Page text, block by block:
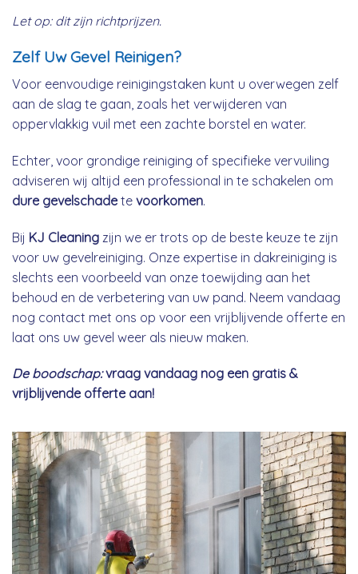
Let op: dit zijn richtprijzen.
Zelf Uw Gevel Reinigen?
Voor eenvoudige reinigingstaken kunt u overwegen zelf
aan de slag te gaan, zoals het verwijderen van
oppervlakkig vuil met een zachte borstel en water.
Echter, voor grondige reiniging of specifieke vervuiling
adviseren wij altijd een professional in te schakelen om
dure gevelschadete voorkomen.
Bij KJ Cleaning zijn we er trots op de beste keuze te zijn
voor uw gevelreiniging. Onze expertise in dakreiniging is
slechts een voorbeeld van onze toewijding aan het
behoud en de verbetering van uw pand. Neem vandaag
nog contact met ons op voor een vrijblijvende offerte en
laat ons uw gevel weer als nieuw maken.
De boodschap:vraag vandaag nog een gratis &
vrijblijvende offerte aan!